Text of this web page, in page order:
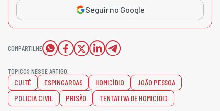
Seguir no Google
COMPARTILHE
TÓPICOS NESSE ARTIGO:
CUITÉ ESPINGARDAS HOMICÍDIO
JOÃO PESSOA
POLÍCIA CIVIL
PRISÃO TENTATIVA DE HOMICÍDIO